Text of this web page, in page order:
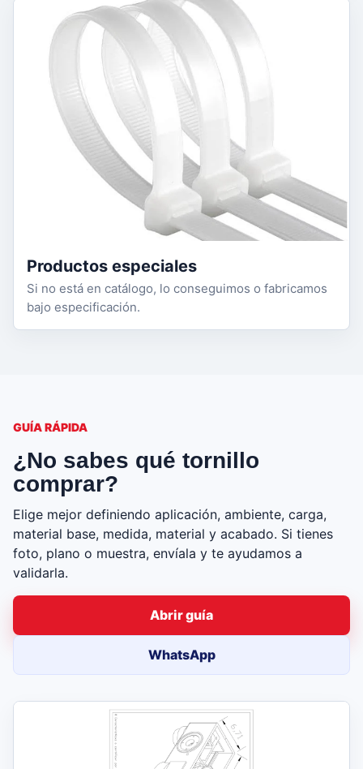
Productos especiales
Si no está en catálogo, lo conseguimos o fabricamos
bajo especificación.
GUÍA RÁPIDA
¿No sabes qué tornillo
comprar?
Elige mejor definiendo aplicación, ambiente, carga,
material base, medida, material y acabado. Si tienes
foto, plano o muestra, envíala y te ayudamos a
validarla.
Abrir guía
WhatsApp